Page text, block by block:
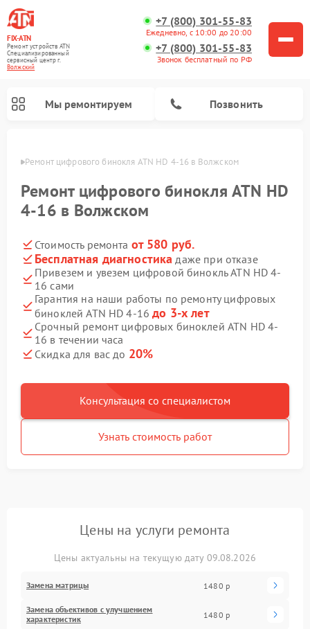
FIX-ATN
Ремонт устройств ATN
Специализированный
cервисный центр г.
Волжский
+7 (800) 301-55-83
Ежедневно, с 10:00 до 20:00
+7 (800) 301-55-83
Звонок бесплатный по РФ
Мы ремонтируем Позвонить
Ремонт цифрового бинокля ATN HD 4-16 в Волжском
Ремонт цифрового бинокля ATN HD
4-16 в Волжском
Стоимость ремонта от 580 руб.
Бесплатная диагностика даже при отказе
Привезем и увезем цифровой бинокль ATN HD 4-
16 сами
Гарантия на наши работы по ремонту цифровых
биноклей ATN HD 4-16до 3-х лет
Срочный ремонт цифровых биноклей ATN HD 4-
16 в течении часа
Скидка для вас до 20%
Консультация со специалистом
Узнать стоимость работ
Цены на услуги ремонта
Цены актуальны на текущую дату 09.08.2026
Замена матрицы 1480 р
Замена объективов с улучшением
характеристик
1480 р